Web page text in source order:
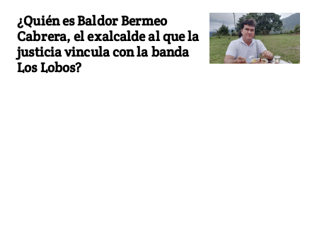
¿Quién es Baldor Bermeo
Cabrera, el exalcalde al que la
justicia vincula con la banda
Los Lobos?